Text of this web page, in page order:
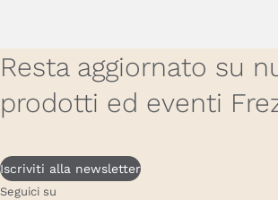
Resta aggiornato su
prodotti ed eventi
Iscriviti alla newsletter
Seguici su